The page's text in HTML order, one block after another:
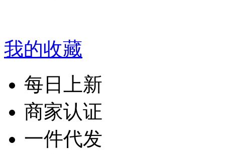
我的收藏
每日上新
商家认证
一件代发